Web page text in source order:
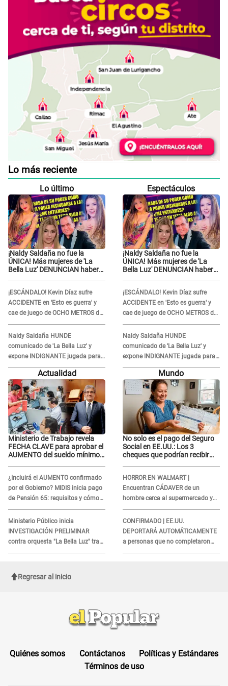
Lo más reciente
Lo último
¡Naldy Saldaña no fue la
ÚNICA! Más mujeres de 'La
Bella Luz' DENUNCIAN haber
¡ESCÁNDALO! Kevin Díaz sufre
ACCIDENTE en 'Esto es guerra' y
cae de juego de OCHO METROS de
altura: "La colchoneta se rompe..."
Naldy Saldaña HUNDE
comunicado de 'La Bella Luz' y
expone INDIGNANTE jugada para
DEFENDER a director: "Que he
tenido algo..."
Espectáculos
¡Naldy Saldaña no fue la
ÚNICA! Más mujeres de 'La
Bella Luz' DENUNCIAN haber
¡ESCÁNDALO! Kevin Díaz sufre
ACCIDENTE en 'Esto es guerra' y
cae de juego de OCHO METROS de
altura: "La colchoneta se rompe..."
Naldy Saldaña HUNDE
comunicado de 'La Bella Luz' y
expone INDIGNANTE jugada para
DEFENDER a director: "Que he
tenido algo..."
Actualidad
Ministerio de Trabajo revela
FECHA CLAVE para aprobar el
AUMENTO del sueldo mínimo:
¿Incluirá el AUMENTO confirmado
por el Gobierno? MIDIS inicia pago
de Pensión 65: requisitos y cómo
obtener el beneficio economico
Ministerio Público inicia
INVESTIGACIÓN PRELIMINAR
contra orquesta "La Bella Luz" tras
DENUNCIA de Naldy Saldaña
Mundo
No solo es el pago del Seguro
Social en EE.UU.: Los 3
cheques que podrían recibir
HORROR EN WALMART |
Encuentran CÁDAVER de un
hombre cerca al supermercado y
esto reveló la autopsia que le
realizaron
CONFIRMADO | EE.UU.
DEPORTARÁ AUTOMÁTICAMENTE
a personas que no completaron
este formulario clave
Regresar al inicio
Quiénes somos Contáctanos
Políticas y Estándares
Términos de uso